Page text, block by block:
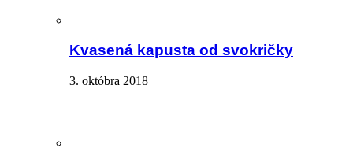
Kvasená kapusta od svokričky
3. októbra 2018